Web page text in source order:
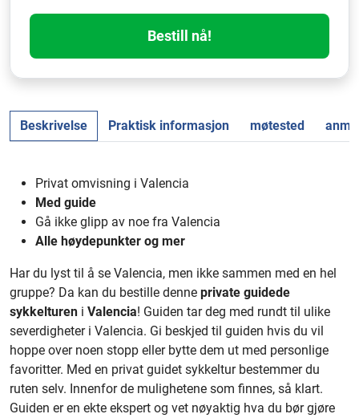
Bestill nå!
Beskrivelse Praktisk informasjon møtested
Privat omvisning i Valencia
Med guide
Gå ikke glipp av noe fra Valencia
Alle høydepunkter og mer
Har du lyst til å se Valencia, men ikke sammen med en hel
gruppe? Da kan du bestille denne private guidede
sykkelturen i Valencia! Guiden tar deg med rundt til ulike
severdigheter i Valencia. Gi beskjed til guiden hvis du vil
hoppe over noen stopp eller bytte dem ut med personlige
favoritter. Med en privat guidet sykkeltur bestemmer du
ruten selv. Innenfor de mulighetene som finnes, så klart.
Guiden er en ekte ekspert og vet nøyaktig hva du bør gjøre